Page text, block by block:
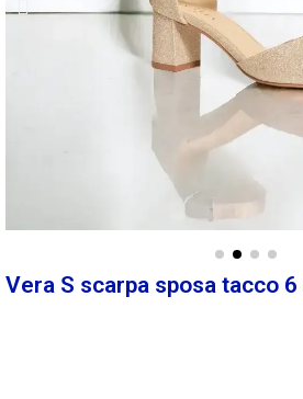
Vera S scarpa sposa tacco